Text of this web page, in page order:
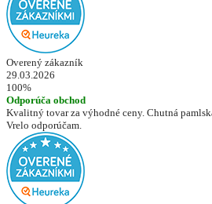
Overený zákazník
29.03.2026
100%
Odporúča obchod
Kvalitný tovar za výhodné ceny. Chutná
Vrelo odporúčam.